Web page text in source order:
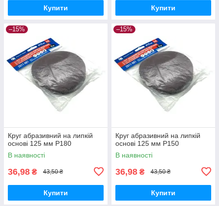
Купити Купити
–15%
Круг абразивний на липкій
основі 125 мм Р180
В наявності
36,98 ₴ 43,50 ₴
Купити
–15%
Круг абразивний на липкій
основі 125 мм Р150
В наявності
36,98 ₴ 43,50 ₴
Купити